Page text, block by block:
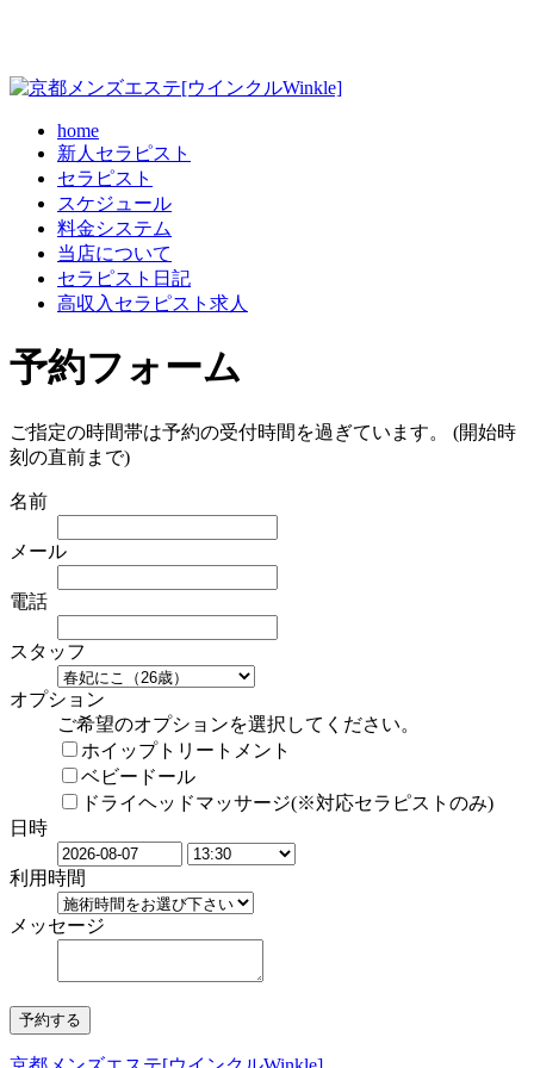
home
新人セラピスト
セラピスト
スケジュール
料金システム
当店について
セラピスト日記
高収入セラピスト求人
予約フォーム
ご指定の時間帯は予約の受付時間を過ぎています。 (開始時
刻の直前まで)
名前
メール
電話
スタッフ
オプション
ご希望のオプションを選択してください。
ホイップトリートメント
ベビードール
ドライヘッドマッサージ(※対応セラピストのみ)
日時
利用時間
メッセージ